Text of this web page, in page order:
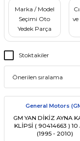
Marka / Model
Seçimi Oto
Yedek Parça
Stoktakiler
General Motors
GM YAN DİKİZ AYNA
KLİPSİ ( 90414663 ) 10
(1995 - 2010)